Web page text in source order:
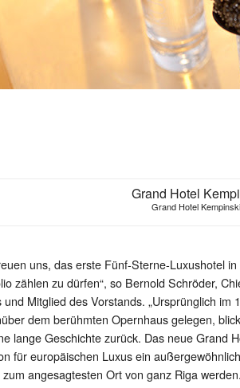
Grand Hotel
uns, das erste Fünf-Sterne-Luxushotel
zählen zu dürfen“, so Bernold Schröder,
und Mitglied des Vorstands. „Ursprünglich
dem berühmten Opernhaus gelegen,
lange Geschichte zurück. Das neue Grand
für europäischen Luxus ein
angesagtesten Ort von ganz Riga